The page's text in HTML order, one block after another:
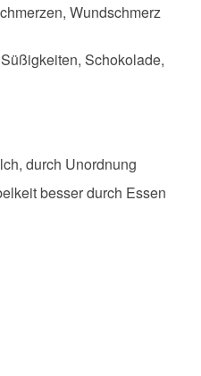
Wundschmerz
Schokolade,
durch Unordnung
besser durch Essen